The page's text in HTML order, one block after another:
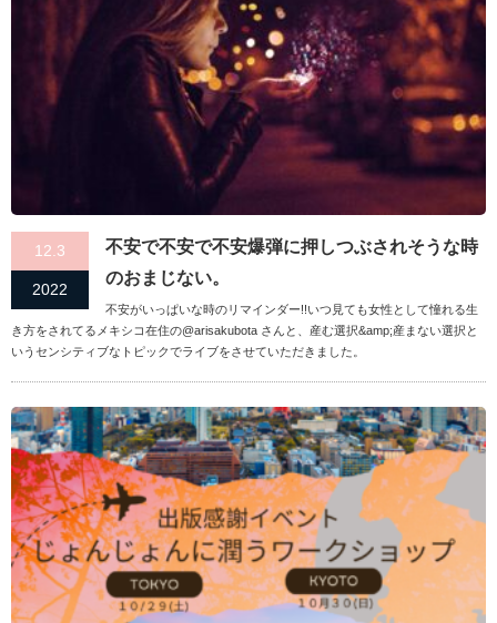
12.3
2022
不安で不安で不安爆弾に押しつぶされそうな時
のおまじない。
不安がいっぱいな時のリマインダー!!いつ見ても女性として憧れる生
き方をされてるメキシコ在住の@arisakubota さんと、産む選択&amp;産まない選択と
いうセンシティブなトピックでライブをさせていただきました。